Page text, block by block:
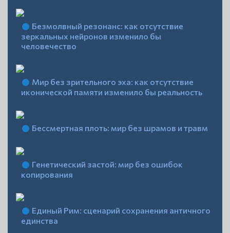
Безмолвный резонанс: как отсутствие
зеркальных нейронов изменило бы
человечество
Мир без зрительного эха: как отсутствие
иконической памяти изменило бы реальность
Бессмертная плоть: мир без шрамов и травм
Генетический застой: мир без ошибок
копирования
Единый Рим: сценарий сохранения античного
единства